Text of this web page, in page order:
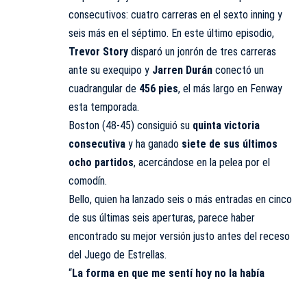
consecutivos: cuatro carreras en el sexto inning y
seis más en el séptimo. En este último episodio,
Trevor Story disparó un jonrón de tres carreras
ante su exequipo y Jarren Durán conectó un
cuadrangular de 456 pies, el más largo en Fenway
esta temporada.
Boston (48-45) consiguió su quinta victoria
consecutiva y ha ganado siete de sus últimos
ocho partidos, acercándose en la pelea por el
comodín.
Bello, quien ha lanzado seis o más entradas en cinco
de sus últimas seis aperturas, parece haber
encontrado su mejor versión justo antes del receso
del Juego de Estrellas.
“La forma en que me sentí hoy no la había